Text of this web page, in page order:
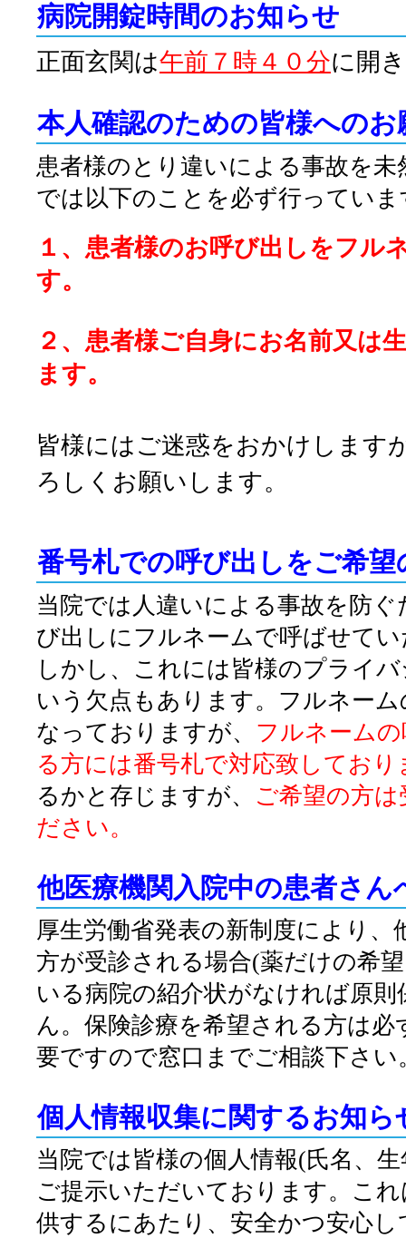
病院開錠時間のお知らせ
正面玄関は午前７時４０分に開
本人確認のための皆様へのお
患者様のとり違いによる事故を
では以下のことを必ず行っていま
１、患者様のお呼び出しをフル
す。
２、患者様ご自身にお名前又は
ます。
皆様にはご迷惑をおかけします
ろしくお願いします。
番号札での呼び出しをご希望
当院では人違いによる事故を防
び出しにフルネームで呼ばせて
しかし、これには皆様のプライ
いう欠点もあります。フルネー
なっておりますが、 フルネーム
る方には番号札で対応致しており
るかと存じますが、
ご希望の方
ださい。
他医療機関入院中の患者さん
厚生労働省発表の新制度により、
方が受診される場合(薬だけの希
いる病院の紹介状がなければ原
ん。保険診療を希望される方は必
要ですので窓口までご相談下さい
個人情報収集に関するお知ら
当院では皆様の個人情報(氏名、
ご提示いただいております。こ
供するにあたり、安全かつ安心